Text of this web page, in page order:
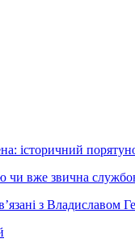
історичний
вже звична
з